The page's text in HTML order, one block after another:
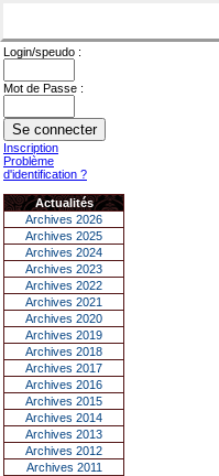
Login/speudo :
Mot de Passe :
Inscription
Problème
d'identification ?
Actualités
Archives 2026
Archives 2025
Archives 2024
Archives 2023
Archives 2022
Archives 2021
Archives 2020
Archives 2019
Archives 2018
Archives 2017
Archives 2016
Archives 2015
Archives 2014
Archives 2013
Archives 2012
Archives 2011